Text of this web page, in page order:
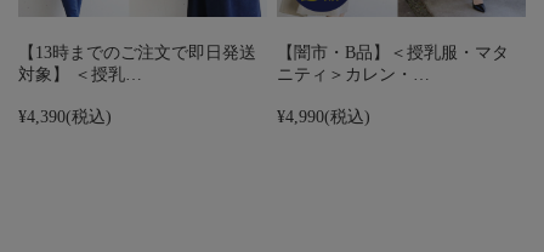
【13時までのご注文で即日発送
対象】 ＜授乳…
¥4,390(税込)
【闇市・B品】＜授乳服・マタ
ニティ＞カレン・…
¥4,990(税込)